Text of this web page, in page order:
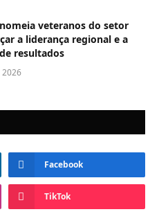
veteranos do setor
a liderança regional e a
resultados
2026
Facebook
TikTok